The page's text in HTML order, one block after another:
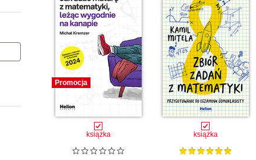
Promocja
książka książka